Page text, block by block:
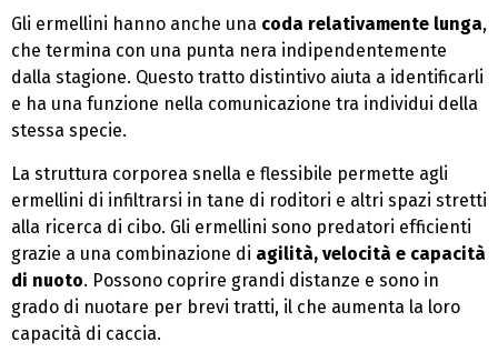
Gli ermellini hanno anche una coda relativamente lunga,
che termina con una punta nera indipendentemente
dalla stagione. Questo tratto distintivo aiuta a identificarli
e ha una funzione nella comunicazione tra individui della
stessa specie.
La struttura corporea snella e flessibile permette agli
ermellini di infiltrarsi in tane di roditori e altri spazi stretti
alla ricerca di cibo. Gli ermellini sono predatori efficienti
grazie a una combinazione di agilità, velocità e capacità
di nuoto. Possono coprire grandi distanze e sono in
grado di nuotare per brevi tratti, il che aumenta la loro
capacità di caccia.